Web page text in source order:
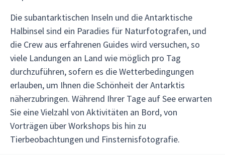
Die subantarktischen Inseln und die Antarktische
Halbinsel sind ein Paradies für Naturfotografen, und
die Crew aus erfahrenen Guides wird versuchen, so
viele Landungen an Land wie möglich pro Tag
durchzuführen, sofern es die Wetterbedingungen
erlauben, um Ihnen die Schönheit der Antarktis
näherzubringen. Während Ihrer Tage auf See erwarten
Sie eine Vielzahl von Aktivitäten an Bord, von
Vorträgen über Workshops bis hin zu
Tierbeobachtungen und Finsternisfotografie.